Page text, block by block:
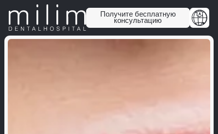
Получите бесплатную
консультацию